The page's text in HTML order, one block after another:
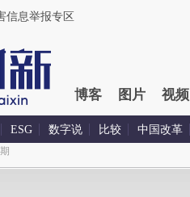
信息举报专区
博客 图片 视频
ESG 数字说 比较 中国改革